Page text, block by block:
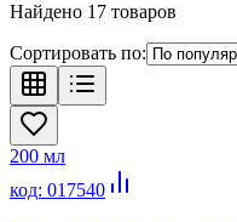
Найдено 17 товаров
Сортировать по:
200 мл
код: 017540